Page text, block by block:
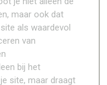
maar ook dat
als waardevol
van
bij het
site, maar draagt